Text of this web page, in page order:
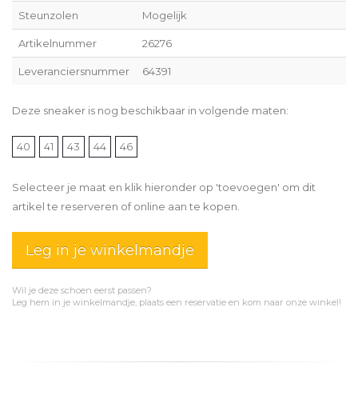
Steunzolen Mogelijk
Artikelnummer 26276
Leveranciersnummer 64391
Deze sneaker is nog beschikbaar in volgende maten:
40 41 43 44 46
Selecteer je maat en klik hieronder op 'toevoegen' om dit
artikel te reserveren of online aan te kopen.
Leg in je winkelmandje
Wil je deze schoen eerst passen?
Leg hem in je winkelmandje, plaats een reservatie en kom naar onze winkel!